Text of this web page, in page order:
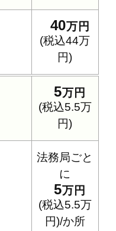
40万円
(税込44万
円)
5万円
(税込5.5万
円)
法務局ごと
に
5万円
(税込5.5万
円)/か所